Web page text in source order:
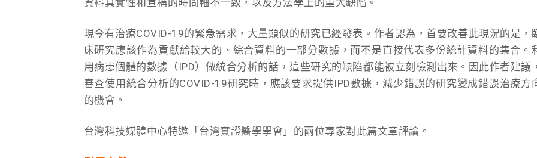
現今有治療COVID-19的緊急需求，大量類似的研究已經發表。作者認為，首要改善此現況的是，
床研究應該作為貢獻給較大的、綜合資料的一部分數據，而不是直接代表多份統計資料的集合。
用病患個體的數據（IPD）做統合分析的話，這些研究的缺陷都能被立刻檢測出來。因此作者建議，
審查使用統合分析的COVID-19研究時，應該要求提供IPD數據，減少錯誤的研究變成錯誤治療方
的機會。
台灣科技媒體中心特邀「台灣實證醫學學會」的兩位專家對此篇文章評論。